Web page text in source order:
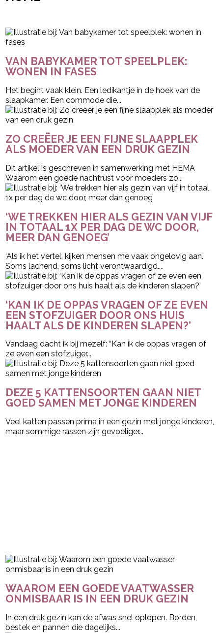
VAN BABYKAMER TOT SPEELPLEK:
WONEN IN FASES
Het begint vaak klein. Een ledikantje in de hoek van de
slaapkamer. Een commode die...
ZO CREËER JE EEN FIJNE SLAAPPLEK
ALS MOEDER VAN EEN DRUK GEZIN
Dit artikel is geschreven in samenwerking met HEMA
Waarom een goede nachtrust voor moeders zo...
‘WE TREKKEN HIER ALS GEZIN VAN VIJF
IN TOTAAL 1X PER DAG DE WC DOOR,
MEER DAN GENOEG’
‘Als ik het vertel, kijken mensen me vaak ongelovig aan.
Soms lachend, soms licht verontwaardigd....
‘KAN IK DE OPPAS VRAGEN OF ZE EVEN
EEN STOFZUIGER DOOR ONS HUIS
HAALT ALS DE KINDEREN SLAPEN?’
Vandaag dacht ik bij mezelf: “Kan ik de oppas vragen of
ze even een stofzuiger...
DEZE 5 KATTENSOORTEN GAAN NIET
GOED SAMEN MET JONGE KINDEREN
Veel katten passen prima in een gezin met jonge kinderen,
maar sommige rassen zijn gevoeliger...
WAAROM EEN GOEDE VAATWASSER
ONMISBAAR IS IN EEN DRUK GEZIN
In een druk gezin kan de afwas snel oplopen. Borden,
bestek en pannen die dagelijks...